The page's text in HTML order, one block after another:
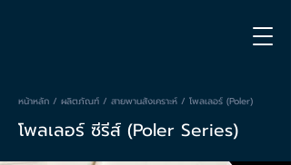
หน้าหลัก / ผลิตภัณฑ์ / สายพานสังเคราะห์ / โพลเลอร์ (Poler)
โพลเลอร์ ซีรีส์ (Poler Series)